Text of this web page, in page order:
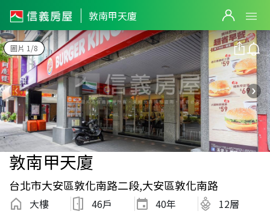
敦南甲天廈
圖片 1/8
敦南甲天廈
台北市大安區敦化南路二段,大安區敦化南路
大樓 46戶 40年 12層